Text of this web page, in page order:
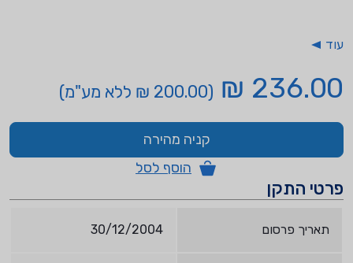
עוד
236.00 ₪ (200.00 ₪ ללא מע"מ)
קניה מהירה
הוסף לסל
פרטי התקן
תאריך פרסום 30/12/2004